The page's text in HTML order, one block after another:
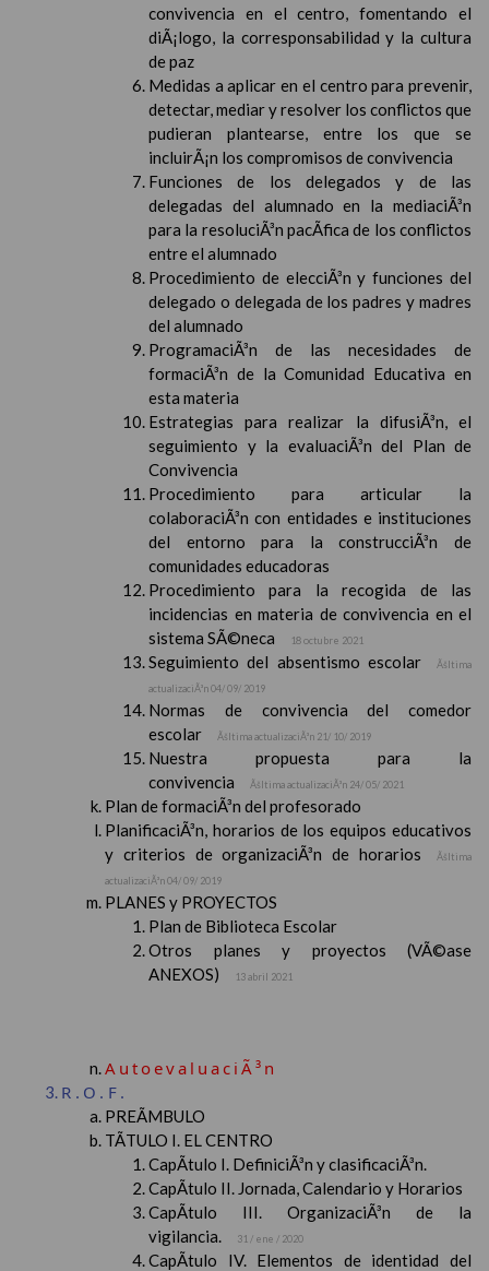
convivencia en el centro, fomentando el
diÃ¡logo, la corresponsabilidad y la cultura
de paz
Medidas a aplicar en el centro para prevenir,
detectar, mediar y resolver los conflictos que
pudieran plantearse, entre los que se
incluirÃ¡n los compromisos de convivencia
Funciones de los delegados y de las
delegadas del alumnado en la mediaciÃ³n
para la resoluciÃ³n pacÃ­fica de los conflictos
entre el alumnado
Procedimiento de elecciÃ³n y funciones del
delegado o delegada de los padres y madres
del alumnado
ProgramaciÃ³n de las necesidades de
formaciÃ³n de la Comunidad Educativa en
esta materia
Estrategias para realizar la difusiÃ³n, el
seguimiento y la evaluaciÃ³n del Plan de
Convivencia
Procedimiento para articular la
colaboraciÃ³n con entidades e instituciones
del entorno para la construcciÃ³n de
comunidades educadoras
Procedimiento para la recogida de las
incidencias en materia de convivencia en el
sistema SÃ©neca
18 octubre 2021
Seguimiento del absentismo escolar
Ãšltima
actualizaciÃ³n 04/ 09/ 2019
Normas de convivencia del comedor
escolar
Ãšltima actualizaciÃ³n 21/ 10/ 2019
Nuestra propuesta para la
convivencia
Ãšltima actualizaciÃ³n 24/ 05/ 2021
Plan de formaciÃ³n del profesorado
PlanificaciÃ³n, horarios de los equipos educativos
y criterios de organizaciÃ³n de horarios
Ãšltima
actualizaciÃ³n 04/ 09/ 2019
PLANES y PROYECTOS
Plan de Biblioteca Escolar
Otros planes y proyectos (VÃ©ase
ANEXOS)
13 abril 2021
AutoevaluaciÃ³n
R.O.F.
PREÃMBULO
TÃTULO I. EL CENTRO
CapÃ­tulo I. DefiniciÃ³n y clasificaciÃ³n.
CapÃ­tulo II. Jornada, Calendario y Horarios
CapÃ­tulo III. OrganizaciÃ³n de la
vigilancia.
31 / ene / 2020
CapÃ­tulo IV. Elementos de identidad del